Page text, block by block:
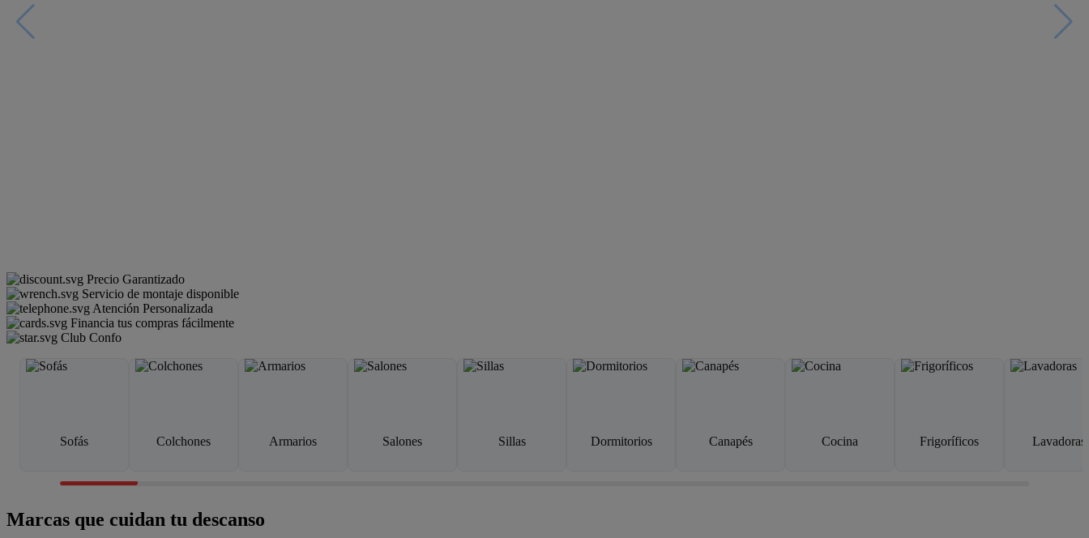
Precio Garantizado
Servicio de montaje disponible
Atención Personalizada
Financia tus compras fácilmente
Club Confo
Sofás Colchones Armarios Salones Sillas Dormitorios Canapés Cocina Frigoríficos Lavadoras
Marcas que cuidan tu descanso